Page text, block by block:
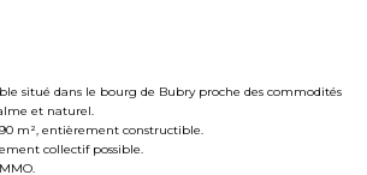
situé dans le bourg de Bubry proche des commodités
et naturel.
m², entièrement constructible.
collectif possible.